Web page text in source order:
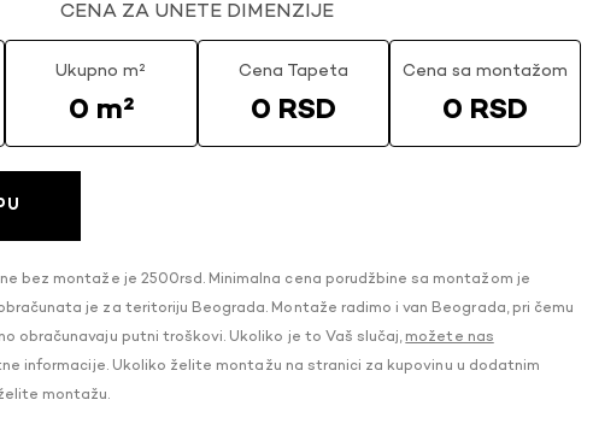
CENA ZA UNETE DIMENZIJE
Ukupno m²
0 m²
Cena Tapeta
0 RSD
Cena sa montažom
0 RSD
bez montaže je 2500rsd. Minimalna cena porudžbine sa montažom je
je za teritoriju Beograda. Montaže radimo i van Beograda, pri čemu
obračunavaju putni troškovi. Ukoliko je to Vaš slučaj, možete nas
informacije. Ukoliko želite montažu na stranici za kupovinu u dodatnim
montažu.